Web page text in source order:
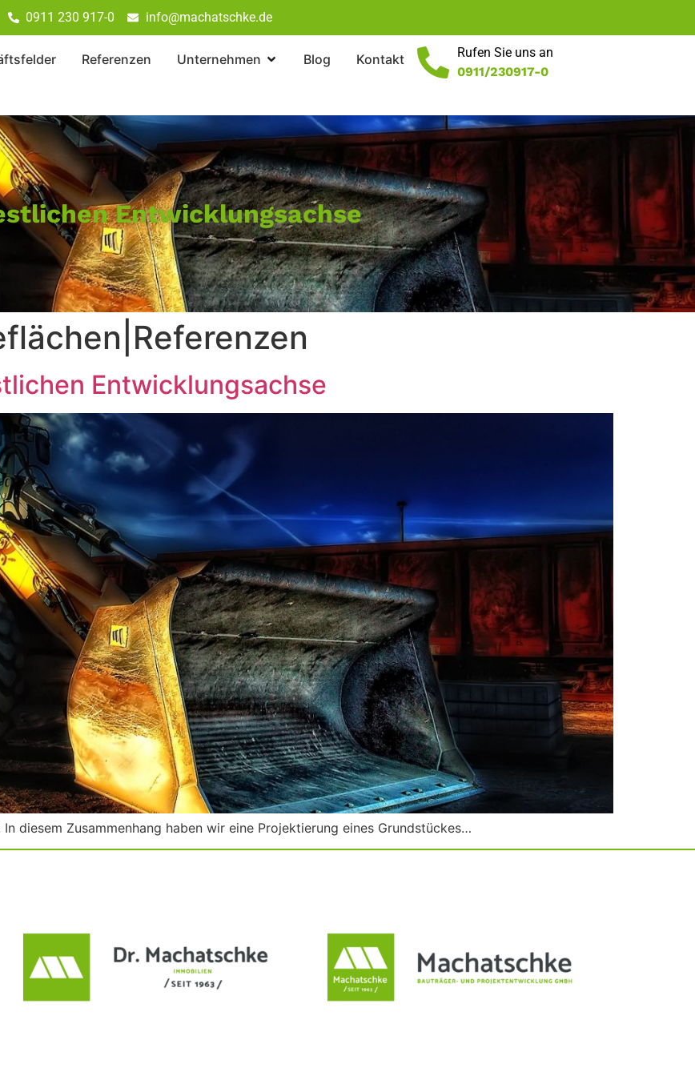
0911 230 917-0 info@machatschke.de
Referenzen Unternehmen Blog Kontakt
Rufen Sie uns an
0911/230917-0
Entwicklungsachse
Entwicklungsachse
diesem Zusammenhang haben wir eine Projektierung eines Grundstückes…